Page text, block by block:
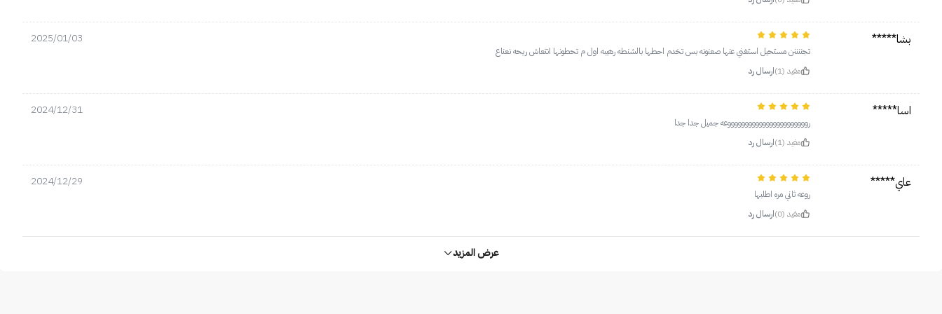
بشا***** 2025/01/03
تجننننن مستحيل استغني عنها صعنونه بس تخدم احطها بالشنطه رهيبه اول م تحطونها انتعاش ريحه نعناع
مفيد (1)
ارسال رد
اسا***** 2024/12/31
روووووووووووووووووووووووعه جميل جدا جدا
مفيد (1)
ارسال رد
عاي***** 2024/12/29
روعه ثاني مره اطلبها
مفيد (0)
ارسال رد
عرض المزيد